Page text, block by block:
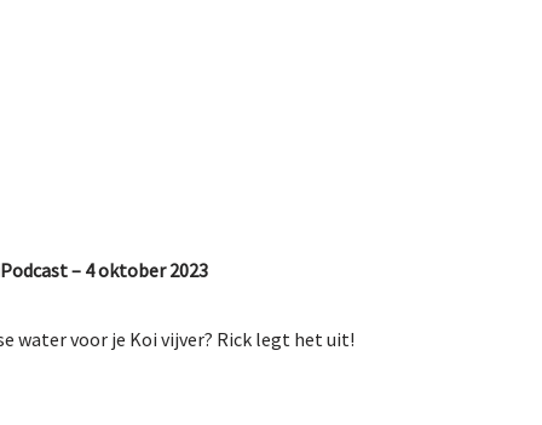
– 4 oktober 2023
water voor je Koi vijver? Rick legt het uit!